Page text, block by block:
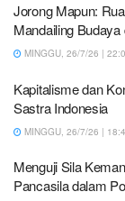
Jorong Mapun:
Mandailing
MINGGU, 26/7/26 |
Kapitalisme dan
Sastra Indonesia
MINGGU, 26/7/26 |
Menguji Sila
Pancasila dalam